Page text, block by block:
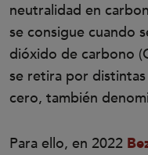
neutralidad en
se consigue cuando
dióxido de carbono
se retira por
cero, también
Para ello, en 2022